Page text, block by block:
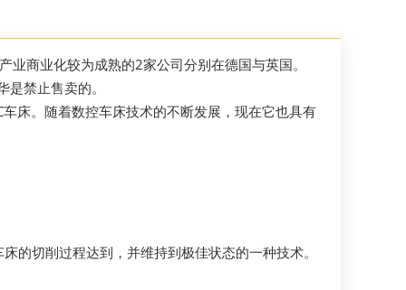
商业化较为成熟的2家公司分别在德国与英国。
禁止售卖的。
床。随着数控车床技术的不断发展，现在它也具有
的切削过程达到，并维持到极佳状态的一种技术。